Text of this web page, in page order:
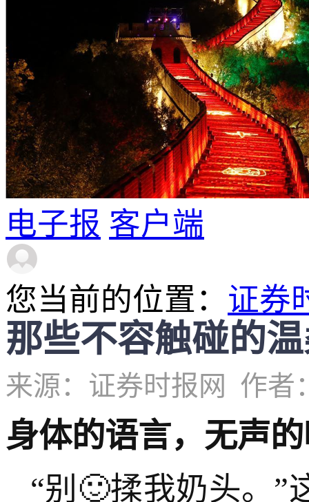
电子报 客户端
您当前的位置： 证券
那些不容触碰的
来源：证券时报网 作者
身体的语言，无声
“别🙂揉我奶头。”